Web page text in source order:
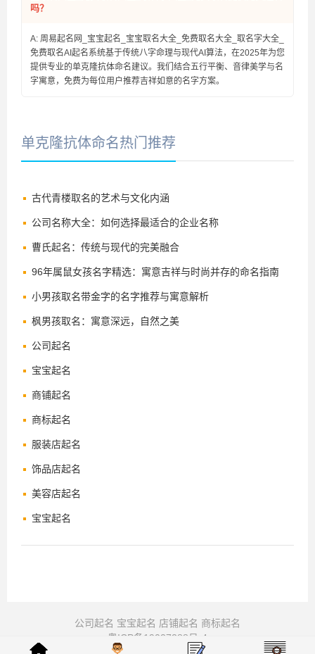
吗？
A: 周易起名网_宝宝起名_宝宝取名大全_免费取名大全_取名字大全_
免费取名AI起名系统基于传统八字命理与现代AI算法，在2025年为您
提供专业的单克隆抗体命名建议。我们结合五行平衡、音律美学与名
字寓意，免费为每位用户推荐吉祥如意的名字方案。
单克隆抗体命名热门推荐
古代青楼取名的艺术与文化内涵
公司名称大全：如何选择最适合的企业名称
曹氏起名：传统与现代的完美融合
96年属鼠女孩名字精选：寓意吉祥与时尚并存的命名指南
小男孩取名带金字的名字推荐与寓意解析
枫男孩取名：寓意深远，自然之美
公司起名
宝宝起名
商铺起名
商标起名
服装店起名
饰品店起名
美容店起名
宝宝起名
公司起名 宝宝起名 店铺起名 商标起名
粤ICP备19027288号-4